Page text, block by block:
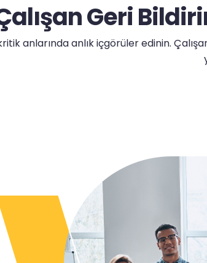
Geri
anlarında anlık içgörüler edinin.